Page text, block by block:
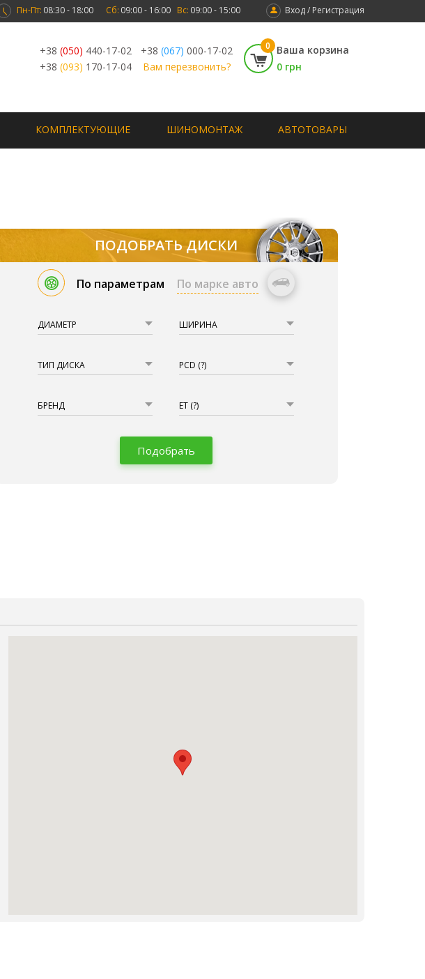
Вход / Регистрация
Пн-Пт: 08:30 - 18:00 Сб: 09:00 - 16:00 Вс: 09:00 - 15:00
+38 (050) 440-17-02 +38 (067) 000-17-02
+38 (093) 170-17-04 Вам перезвонить?
0
Ваша корзина
0 грн
КОМПЛЕКТУЮЩИЕ ШИНОМОНТАЖ АВТОТОВАРЫ
ПОДОБРАТЬ ДИСКИ
По параметрам По марке авто
ДИАМЕТР ШИРИНА
ТИП ДИСКА PCD (?)
БРЕНД ET (?)
Подобрать